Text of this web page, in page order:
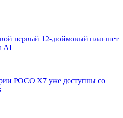
первый 12-дюймовый планшет
AI
POCO X7 уже доступны со